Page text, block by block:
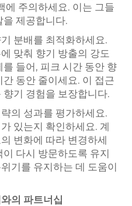
에 주의하세요. 이는 그들
을 제공합니다.
분배를 최적화하세요.
맞춰 향기 방출의 강도
들어, 피크 시간 동안 향
동안 줄이세요. 이 접근
기 경험을 보장합니다.
의 성과를 평가하세요.
있는지 확인하세요. 계
변화에 따라 변경하세
다시 방문하도록 유지
기를 유지하는 데 도움이
의 파트너십